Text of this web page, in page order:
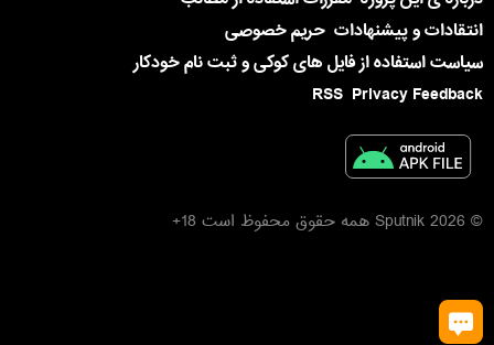
انتقادات و پیشنهادات حریم خصوصی
سیاست استفاده از فایل های کوکی و ثبت نام خودکار
Privacy Feedback
RSS
© 2026 Sputnik همه حقوق محفوظ است 18+